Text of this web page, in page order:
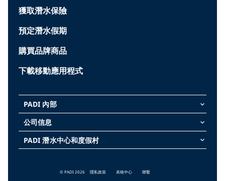
獲取潛水保險
預定潛水假期
購買品牌商品
下載移動應用程式
PADI 內部 keyboard_arrow_down
公司信息 keyboard_arrow_down
PADI 潛水中心和度假村 keyboard_arrow_down
© PADI 2026 隱私政策 表格中心 聯繫